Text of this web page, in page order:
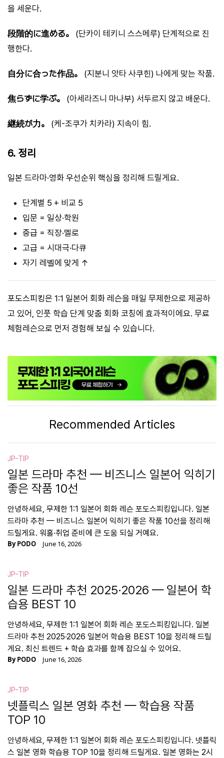
을 세운다.
段階的に進める。
(단카이 테키니 스스메루) 단계적으로 진
행한다.
自分に合った作品。 (지분니 앗타 사쿠힌) 나에게 맞는 작품.
焦らずに学ぶ。 (아세라즈니 마나부) 서두르지 않고 배운다.
継続が力。 (케-조쿠가 치카라) 지속이 힘.
6. 정리
일본 드라마·영화 우선순위 핵심을 정리해 드릴게요.
단계별 5 + 비교 5
입문 = 일상·학원
중급 = 직장·멜로
고급 = 시대극·다큐
자기 레벨에 맞게 ↑
포도스피킹은 1:1 일본어 회화 레슨을 매일 무제한으로 제공하
고 있어, 인풋 학습 단계 맞춤 회화 코칭에 효과적이에요. 무료
체험레슨으로 먼저 경험해 보실 수 있습니다.
Recommended Articles
JP-TIP
일본 드라마 추천 — 비즈니스 일본어 익히기
좋은 작품 10선
안녕하세요, 무제한 1:1 일본어 회화 레슨 포도스피킹입니다. 일본
드라마 추천 — 비즈니스 일본어 익히기 좋은 작품 10선을 정리해
드릴게요. 워홀·취업 준비에 큰 도움 되실 거예요.
ByPODO June 16, 2026
JP-TIP
일본 드라마 추천 2025·2026 — 일본어 학
습용 BEST 10
안녕하세요, 무제한 1:1 일본어 회화 레슨 포도스피킹입니다. 일본
드라마 추천 2025·2026 일본어 학습용 BEST 10을 정리해 드릴
게요. 최신 트렌드 + 학습 효과를 함께 잡으실 수 있어요.
ByPODO June 16, 2026
JP-TIP
넷플릭스 일본 영화 추천 — 학습용 작품
TOP 10
안녕하세요, 무제한 1:1 일본어 회화 레슨 포도스피킹입니다. 넷플릭
스 일본 영화 학습용 TOP 10을 정리해 드릴게요. 일본 영화는 2시